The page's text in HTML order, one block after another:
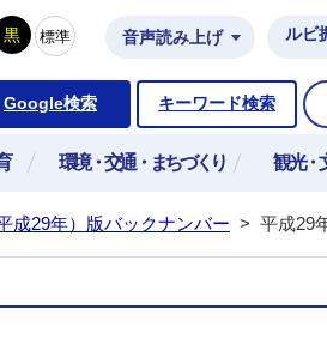
黒 標準 音声読み上げ ルビ
Google検索 キーワード検索
環境・交通・まちづくり 観光・
成29年）版バックナンバー > 平成29